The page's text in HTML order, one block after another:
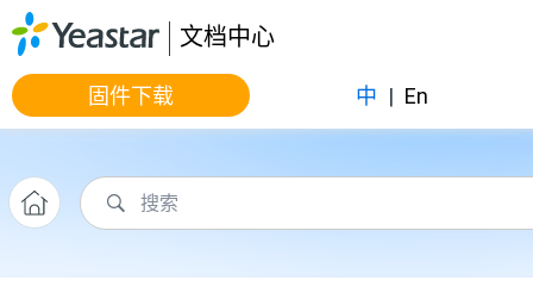
跳转到主要内容
文档中心
固件下载 中 | En